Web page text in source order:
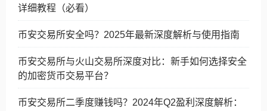
详细教程（必看）
币安交易所安全吗？2025年最新深度解析与使用指南
币安交易所与火山交易所深度对比：新手如何选择安全
的加密货币交易平台？
币安交易所二季度赚钱吗？2024年Q2盈利深度解析：